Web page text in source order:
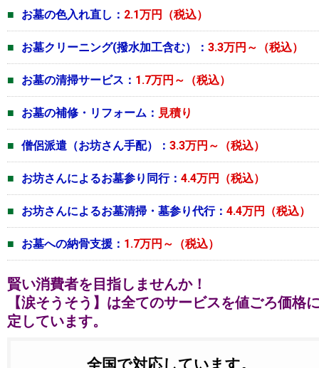
お墓の色入れ直し： 2.1万円（税込）
お墓クリーニング(撥水加工含む）： 3.3万円～（税込）
お墓の清掃サービス： 1.7万円～（税込）
お墓の補修・リフォーム： 見積り
僧侶派遣（お坊さん手配）： 3.3万円～（税込）
お坊さんによるお墓参り同行： 4.4万円（税込）
お坊さんによるお墓清掃・墓参り代行： 4.4万円（税込）
お墓への納骨支援： 1.7万円～（税込）
賢い消費者を目指しませんか！
【涙そうそう】は全てのサービスを値ごろ価格
定しています。